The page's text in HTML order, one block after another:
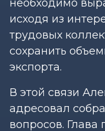
необходимо
исходя из
трудовых
сохранить
экспорта.
В этой связи
адресовал
вопросов. Глава